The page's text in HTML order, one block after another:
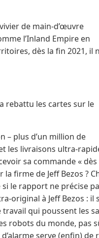
de main-d’œuvre
l’Inland Empire en
dès la fin 2021, il
rebattu les cartes sur le
– plus d’un million de
les livraisons ultra-
sa commande « dès
firme de Jeff Bezos ?
le rapport ne précise
original à Jeff Bezos : il
qui poussent les
robots du monde, pas
serve (enfin) de